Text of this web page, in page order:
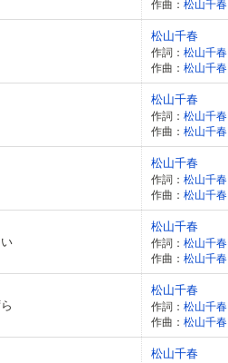
作曲： 松山千春
松山千春
作詞： 松山千春
作曲： 松山千春
松山千春
作詞： 松山千春
作曲： 松山千春
松山千春
作詞： 松山千春
作曲： 松山千春
松山千春
作詞： 松山千春
作曲： 松山千春
松山千春
作詞： 松山千春
作曲： 松山千春
松山千春